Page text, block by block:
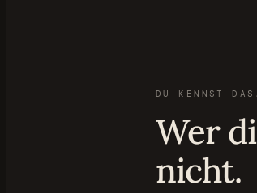
DU KENNST DAS.
Wer
nicht.